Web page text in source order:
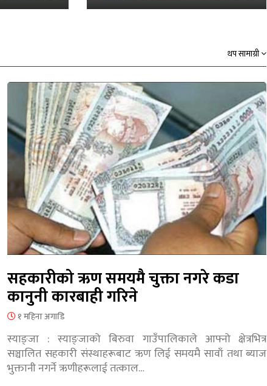
थप सामाग्री
सहकारीको ऋण समयमै चुक्ता नगरे कडा
कानुनी कारबाही गरिने
१ महिना अगाडि
स्याङ्जा : स्याङ्जाको बिरुवा गाउँपालिकाले आफ्नो क्षेत्रभित्र
सञ्चालित सहकारी संस्थाहरूबाट ऋण लिई समयमै सावाँ तथा ब्याज
भुक्तानी नगर्ने ऋणीहरूलाई तत्काल…